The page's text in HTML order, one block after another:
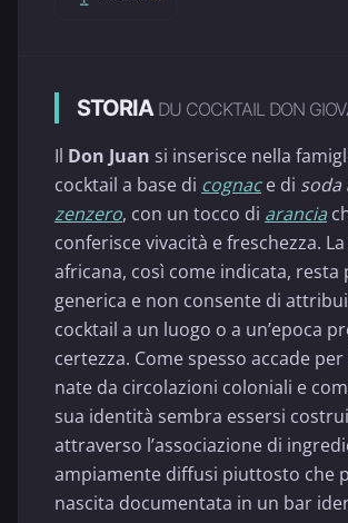
STORIA DU COCKTAIL DON
Il Don Juan si inserisce nella
cocktail a base di cognace di soda
zenzero, con un tocco di arancia
conferisce vivacità e freschezza.
africana, così come indicata,
generica e non consente di
cocktail a un luogo o a un’epoca
certezza. Come spesso accade
nate da circolazioni coloniali e
sua identità sembra essersi
attraverso l’associazione di
ampiamente diffusi piuttosto che
nascita documentata in un bar